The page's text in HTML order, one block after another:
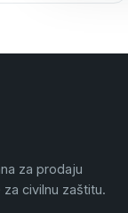
za prodaju
civilnu zaštitu.